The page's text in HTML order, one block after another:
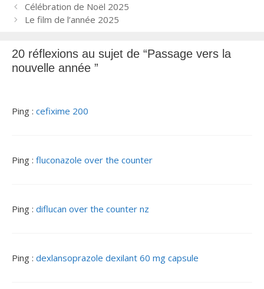
N
a
g
a
o
s
i
e
Célébration de Noël 2025
Le film de l’année 2025
20 réflexions au sujet de “Passage vers la
nouvelle année ”
Ping : cefixime 200
Ping : fluconazole over the counter
Ping : diflucan over the counter nz
Ping : dexlansoprazole dexilant 60 mg capsule